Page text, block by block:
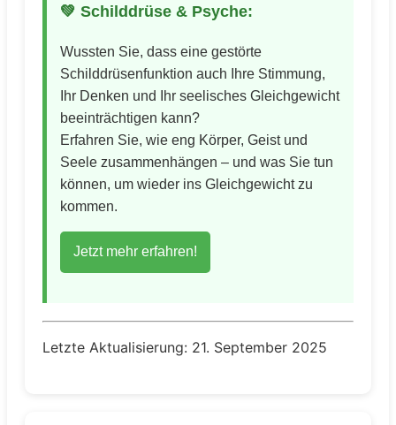
💚 Schilddrüse & Psyche:
Wussten Sie, dass eine gestörte
Schilddrüsenfunktion auch Ihre Stimmung,
Ihr Denken und Ihr seelisches Gleichgewicht
beeinträchtigen kann?
Erfahren Sie, wie eng Körper, Geist und
Seele zusammenhängen – und was Sie tun
können, um wieder ins Gleichgewicht zu
kommen.
Jetzt mehr erfahren!
Letzte Aktualisierung: 21. September 2025